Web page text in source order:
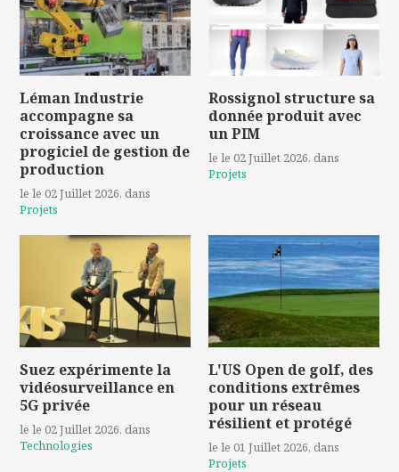
Léman Industrie
accompagne sa
croissance avec un
progiciel de gestion de
production
le le 02 Juillet 2026, dans
Projets
Rossignol structure sa
donnée produit avec
un PIM
le le 02 Juillet 2026, dans
Projets
Suez expérimente la
vidéosurveillance en
5G privée
le le 02 Juillet 2026, dans
Technologies
L'US Open de golf, des
conditions extrêmes
pour un réseau
résilient et protégé
le le 01 Juillet 2026, dans
Projets